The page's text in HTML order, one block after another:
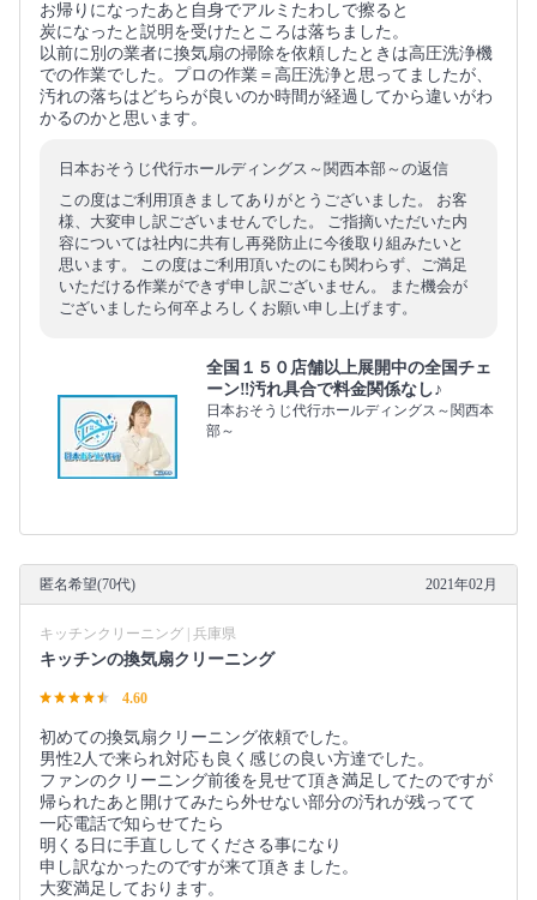
お帰りになったあと自身でアルミたわしで擦ると
炭になったと説明を受けたところは落ちました。
以前に別の業者に換気扇の掃除を依頼したときは高圧洗浄機
での作業でした。プロの作業＝高圧洗浄と思ってましたが、
汚れの落ちはどちらが良いのか時間が経過してから違いがわ
かるのかと思います。
日本おそうじ代行ホールディングス～関西本部～の返信
この度はご利用頂きましてありがとうございました。 お客
様、大変申し訳ございませんでした。 ご指摘いただいた内
容については社内に共有し再発防止に今後取り組みたいと
思います。 この度はご利用頂いたのにも関わらず、ご満足
いただける作業ができず申し訳ございません。 また機会が
ございましたら何卒よろしくお願い申し上げます。
全国１５０店舗以上展開中の全国チェ
ーン‼︎汚れ具合で料金関係なし♪
日本おそうじ代行ホールディングス～関西本
部～
匿名希望(70代) 2021年02月
キッチンクリーニング | 兵庫県
キッチンの換気扇クリーニング
4.60
初めての換気扇クリーニング依頼でした。
男性2人で来られ対応も良く感じの良い方達でした。
ファンのクリーニング前後を見せて頂き満足してたのですが
帰られたあと開けてみたら外せない部分の汚れが残ってて
一応電話で知らせてたら
明くる日に手直ししてくださる事になり
申し訳なかったのですが来て頂きました。
大変満足しております。